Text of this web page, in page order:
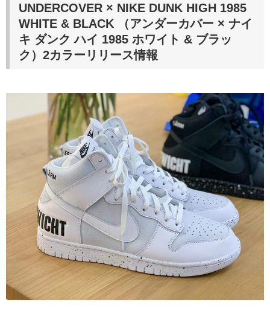
UNDERCOVER × NIKE DUNK HIGH 1985
WHITE & BLACK
（アンダーカバー × ナイ
キ ダンク ハイ 1985 ホワイト & ブラッ
ク）2カラー リリース情報